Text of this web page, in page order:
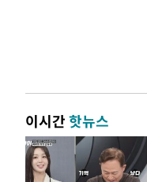
이시간핫뉴스